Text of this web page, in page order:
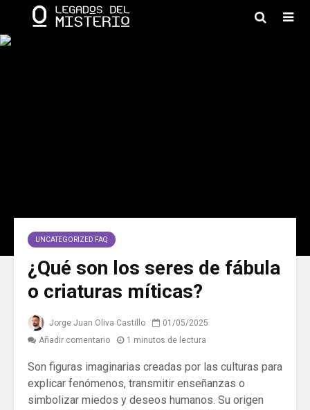
UNCATEGORIZED FAQ
¿Qué son los seres de fábula
o criaturas míticas?
Jorge Juan Oliva Castillo
01/05/2025
Añadir comentario
1 minutos de lectura
Son figuras imaginarias creadas por las culturas para
explicar fenómenos, transmitir enseñanzas o
simbolizar miedos y deseos humanos. Su origen